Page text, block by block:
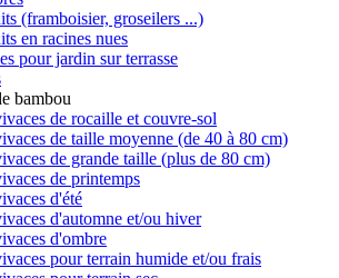
(framboisier, groseilers ...)
en racines nues
pour jardin sur terrasse
de rocaille et couvre-sol
de taille moyenne (de 40 à 80 cm)
de grande taille (plus de 80 cm)
de printemps
d'été
d'automne et/ou hiver
d'ombre
pour terrain humide et/ou frais